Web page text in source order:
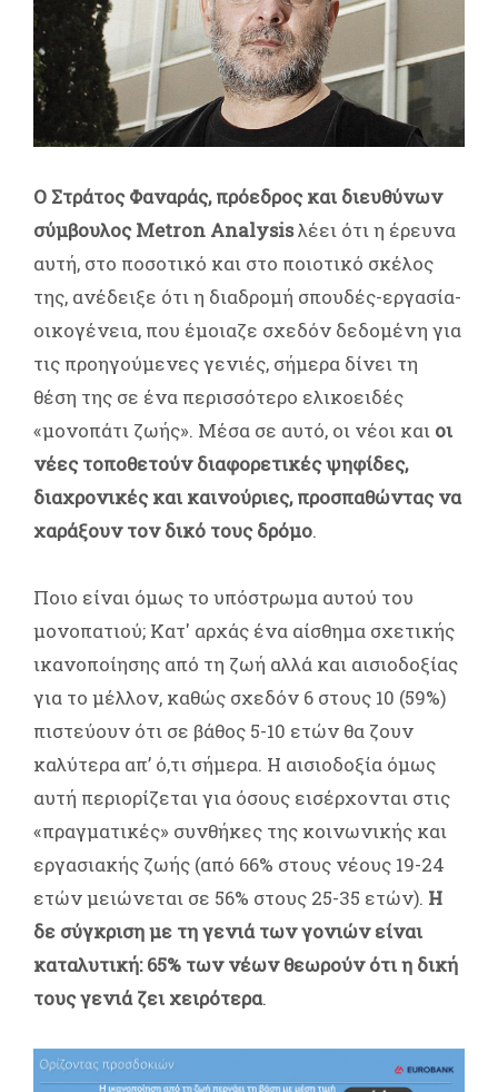
Ο Στράτος Φαναράς, πρόεδρος και διευθύνων
σύμβουλος Metron Analysisλέει ότι η έρευνα
αυτή, στο ποσοτικό και στο ποιοτικό σκέλος
της, ανέδειξε ότι η διαδρομή σπουδές-εργασία-
οικογένεια, που έμοιαζε σχεδόν δεδομένη για
τις προηγούμενες γενιές, σήμερα δίνει τη
θέση της σε ένα περισσότερο ελικοειδές
«μονοπάτι ζωής». Μέσα σε αυτό, οι νέοι και οι
νέες τοποθετούν διαφορετικές ψηφίδες,
διαχρονικές και καινούριες, προσπαθώντας να
χαράξουν τον δικό τους δρόμο.
Ποιο είναι όμως το υπόστρωμα αυτού του
μονοπατιού; Κατ' αρχάς ένα αίσθημα σχετικής
ικανοποίησης από τη ζωή αλλά και αισιοδοξίας
για το μέλλον, καθώς σχεδόν 6 στους 10 (59%)
πιστεύουν ότι σε βάθος 5-10 ετών θα ζουν
καλύτερα απ’ ό,τι σήμερα. Η αισιοδοξία όμως
αυτή περιορίζεται για όσους εισέρχονται στις
«πραγματικές» συνθήκες της κοινωνικής και
εργασιακής ζωής (από 66% στους νέους 19-24
ετών μειώνεται σε 56% στους 25-35 ετών). Η
δε σύγκριση με τη γενιά των γονιών είναι
καταλυτική: 65% των νέων θεωρούν ότι η δική
τους γενιά ζει χειρότερα.